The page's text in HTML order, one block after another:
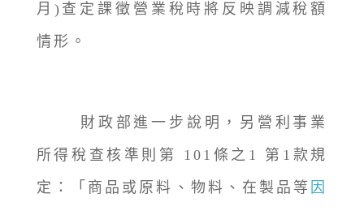
月)查定課徵營業稅時將反映調減稅額
情形。
財政部進一步說明，另營利事業
所得稅查核準則第 101條之1 第1款規
定：「商品或原料、物料、在製品等 因